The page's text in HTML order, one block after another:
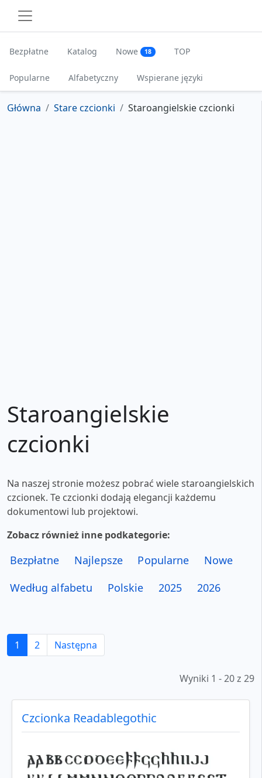
Bezpłatne Katalog Nowe 18 TOP
Popularne Alfabetyczny Wspierane języki
Główna Stare czcionki Staroangielskie czcionki
Staroangielskie
czcionki
Na naszej stronie możesz pobrać wiele staroangielskich
czcionek. Te czcionki dodają elegancji każdemu
dokumentowi lub projektowi.
Zobacz również inne podkategorie:
Bezpłatne Najlepsze Popularne
Nowe
Według alfabetu
Polskie 2025 2026
1 2 Następna
Wyniki 1 - 20 z 29
Czcionka Readablegothic